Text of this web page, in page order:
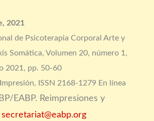
2021
de Psicoterapia Corporal Arte y
Somática, Volumen 20, número 1,
2021, pp. 50-60
ISSN 2168-1279 En línea
EABP. Reimpresiones y
secretariat@eabp.org